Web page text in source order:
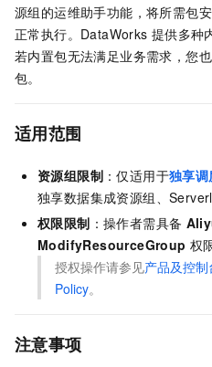
源组的运维助手功能，将所需包
正常执行。DataWorks 提供多种
若内置包无法满足业务需求，您
包。
适用范围
资源组限制 ：仅适用于独享调
独享数据集成资源组、
权限限制 ：操作者需具备
ModifyResourceGroup 权
授权操作请参见产品及控
Policy。
注意事项